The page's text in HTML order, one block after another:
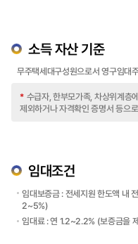
소득 자산 기준
무주택세대구성원으로서 영구임대
* 수급자, 한부모가족, 차상위계층
제외하거나 자격확인 증명서 등으
임대조건
임대보증금 : 전세지원 한도액 내
2~5%)
임대료 : 연 1.2~2.2% (보증금을